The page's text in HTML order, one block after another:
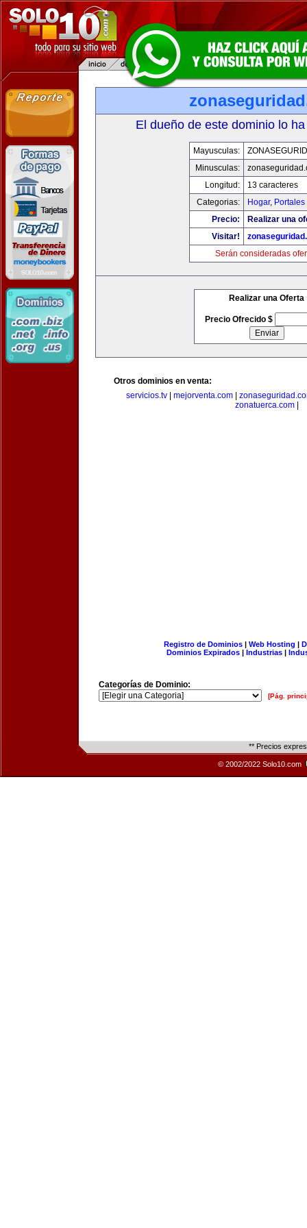
El dueño de este dominio lo
Mayusculas:
Minusculas:
Longitud:
13 caracteres
Categorias:
Hogar, Portales
Precio:
Realizar una
Visitar!
Serán consideradas
Realizar una Oferta
Precio Ofrecido $
Otros dominios en venta:
servicios.tv| mejorventa.com|
zonatuerca.com|
Registro de Dominios| Web Hosting |
Dominios Expirados | Industrias |
Categorías de Dominio:
[Pág.
** Precios
© 2002/2022 Solo10.com